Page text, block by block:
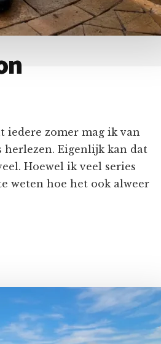
iedere zomer mag ik van
Eigenlijk kan dat
Hoewel ik veel series
weten hoe het ook alweer